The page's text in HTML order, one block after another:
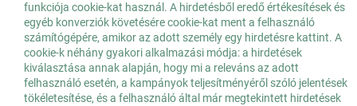
funkciója cookie-kat használ. A hirdetésből eredő értékesítések és
egyéb konverziók követésére cookie-kat ment a felhasználó
számítógépére, amikor az adott személy egy hirdetésre kattint. A
cookie-k néhány gyakori alkalmazási módja: a hirdetések
kiválasztása annak alapján, hogy mi a releváns az adott
felhasználó esetén, a kampányok teljesítményéről szóló jelentések
tökéletesítése, és a felhasználó által már megtekintett hirdetések